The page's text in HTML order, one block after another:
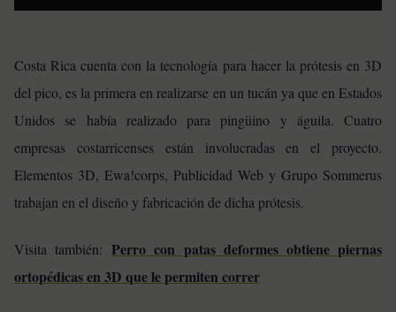
Costa Rica cuenta con la tecnología para hacer la prótesis en 3D
del pico, es la primera en realizarse en un tucán ya que en Estados
Unidos se había realizado para pingüino y águila. Cuatro
empresas costarricenses están involucradas en el proyecto.
Elementos 3D, Ewa!corps, Publicidad Web y Grupo Sommerus
trabajan en el diseño y fabricación de dicha prótesis.
Visita también:Perro con patas deformes obtiene piernas
ortopédicas en 3D que le permiten correr